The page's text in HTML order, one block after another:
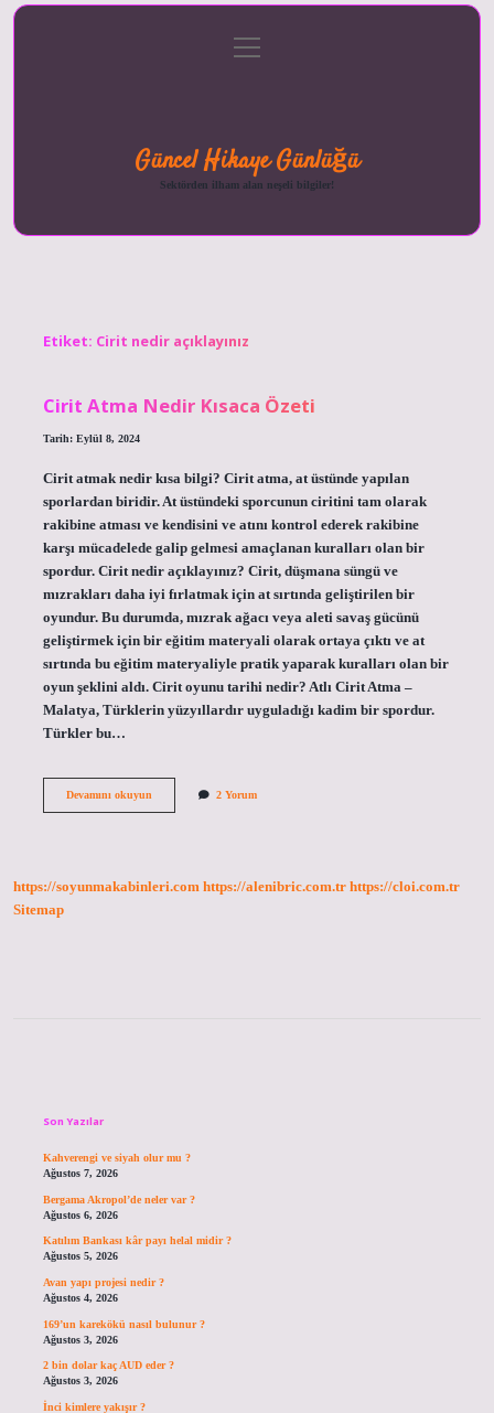
menüyü
aç
Güncel Hikaye Günlüğü
Sektörden ilham alan neşeli bilgiler!
Etiket: Cirit nedir açıklayınız
Cirit Atma Nedir Kısaca Özeti
Tarih: Eylül 8, 2024
Cirit atmak nedir kısa bilgi? Cirit atma, at üstünde yapılan
sporlardan biridir. At üstündeki sporcunun ciritini tam olarak
rakibine atması ve kendisini ve atını kontrol ederek rakibine
karşı mücadelede galip gelmesi amaçlanan kuralları olan bir
spordur. Cirit nedir açıklayınız? Cirit, düşmana süngü ve
mızrakları daha iyi fırlatmak için at sırtında geliştirilen bir
oyundur. Bu durumda, mızrak ağacı veya aleti savaş gücünü
geliştirmek için bir eğitim materyali olarak ortaya çıktı ve at
sırtında bu eğitim materyaliyle pratik yaparak kuralları olan bir
oyun şeklini aldı. Cirit oyunu tarihi nedir? Atlı Cirit Atma –
Malatya, Türklerin yüzyıllardır uyguladığı kadim bir spordur.
Türkler bu…
Devamını okuyunCirit
2 Yorum
https://soyunmakabinleri.com https://alenibric.com.tr https://cloi.com.tr
Sitemap
Son Yazılar
Kahverengi ve siyah olur mu ?
Ağustos 7, 2026
Bergama Akropol’de neler var ?
Ağustos 6, 2026
Katılım Bankası kâr payı helal midir ?
Ağustos 5, 2026
Avan yapı projesi nedir ?
Ağustos 4, 2026
169’un karekökü nasıl bulunur ?
Ağustos 3, 2026
2 bin dolar kaç AUD eder ?
Ağustos 3, 2026
İnci kimlere yakışır ?